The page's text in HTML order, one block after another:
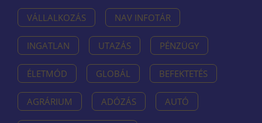
VÁLLALKOZÁS NAV INFOTÁR
INGATLAN UTAZÁS PÉNZÜGY
ÉLETMÓD GLOBÁL BEFEKTETÉS
AGRÁRIUM ADÓZÁS AUTÓ